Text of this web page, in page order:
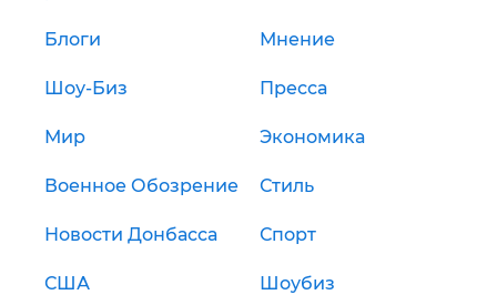
Блоги Мнение
Шоу-Биз Пресса
Мир Экономика
Военное Обозрение Стиль
Новости Донбасса Спорт
США Шоубиз